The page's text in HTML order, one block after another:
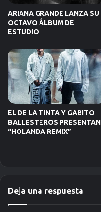
ARIANA GRANDE LANZA SU
OCTAVO ÁLBUM DE
ESTUDIO
EL DE LA TINTA Y GABITO
BALLESTEROS PRESENTAN
“HOLANDA REMIX”
Deja una respuesta